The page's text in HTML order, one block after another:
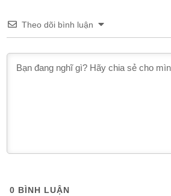
Theo dõi bình luận
0 BÌNH LUẬN